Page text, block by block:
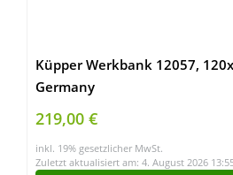
Küpper Werkbank 12057,
Germany
219,00 €
inkl. 19% gesetzlicher MwSt.
Zuletzt aktualisiert am: 4. August 2026